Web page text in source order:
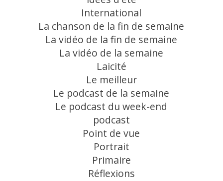
International
La chanson de la fin de semaine
La vidéo de la fin de semaine
La vidéo de la semaine
Laicité
Le meilleur
Le podcast de la semaine
Le podcast du week-end
podcast
Point de vue
Portrait
Primaire
Réflexions